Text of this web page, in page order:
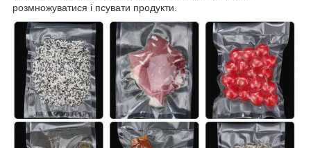
розмножуватися і псувати продукти.